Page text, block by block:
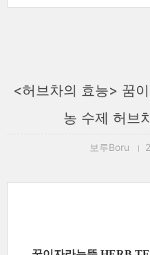
<허브차의 효능> 꿈
농 수제 허브
보루Boru